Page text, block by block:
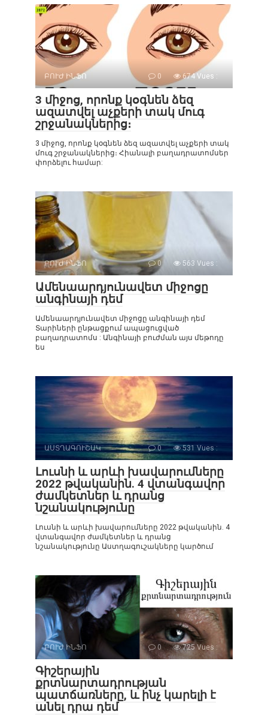
ԲՈՒԺ ԻՆՖՈ 0 674 Vues :
3 միջոց, որոնք կօգնեն ձեզ
ազատվել աչքերի տակ մուգ
շրջանակներից։
3 միջոց, որոնք կօգնեն ձեզ ազատվել աչքերի տակ
մուգ շրջանակներից։ Հիանալի բաղադրատոմսեր
փորձելու համար:
ԲՈՒԺ ԻՆՖՈ 0 563 Vues :
Ամենաարդյունավետ միջոցը
անգինայի դեմ
Ամենաարդյունավետ միջոցը անգինայի դեմ
Տարիների ընթացքում ապացուցված
բաղադրատոմս : Անգինայի բուժման այս մեթոդը
ես
ԱՍՏՂԱԳՈՒՇԱԿ 0 531 Vues :
Լուսնի և արևի խավարումները
2022 թվականին. 4 վտանգավոր
ժամկետներ և դրանց
նշանակությունը
Լուսնի և արևի խավարումները 2022 թվականին. 4
վտանգավոր ժամկետներ և դրանց
նշանակությունը Աստղագուշակները կարծում
ԲՈՒԺ ԻՆՖՈ 0 725 Vues :
Գիշերային
քրտնարտադրության
պատճառները, և ինչ կարելի է
անել դրա դեմ